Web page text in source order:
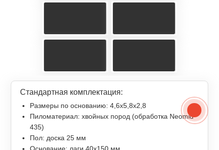
Стандартная комплектация:
Размеры по основанию: 4,6x5,8x2,8
Пиломатериал: хвойных пород (обработка Neomid
435)
Пол: доска 25 мм